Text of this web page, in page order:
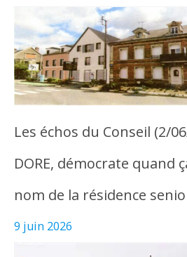
Les échos du Conseil (2/
DORE, démocrate quand
nom de la résidence
9 juin 2026